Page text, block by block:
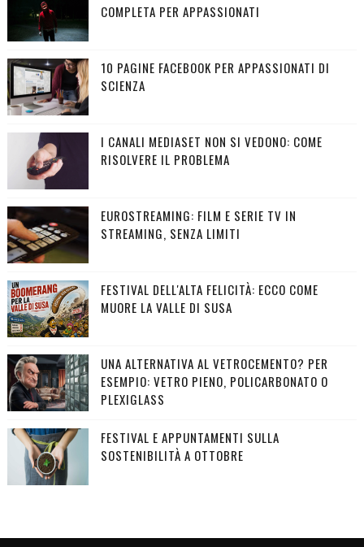
COMPLETA PER APPASSIONATI
10 PAGINE FACEBOOK PER APPASSIONATI DI
SCIENZA
I CANALI MEDIASET NON SI VEDONO: COME
RISOLVERE IL PROBLEMA
EUROSTREAMING: FILM E SERIE TV IN
STREAMING, SENZA LIMITI
FESTIVAL DELL'ALTA FELICITÀ: ECCO COME
MUORE LA VALLE DI SUSA
UNA ALTERNATIVA AL VETROCEMENTO? PER
ESEMPIO: VETRO PIENO, POLICARBONATO O
PLEXIGLASS
FESTIVAL E APPUNTAMENTI SULLA
SOSTENIBILITÀ A OTTOBRE